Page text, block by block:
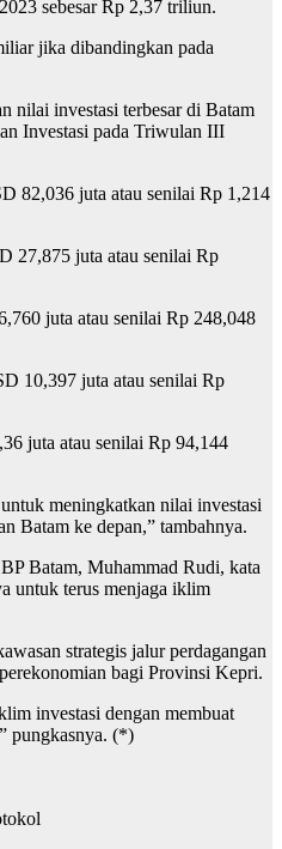
sebesar Rp 2,37 triliun.
jika dibandingkan pada
nilai investasi terbesar di Batam
Investasi pada Triwulan III
82,036 juta atau senilai Rp 1,214
27,875 juta atau senilai Rp
juta atau senilai Rp 248,048
10,397 juta atau senilai Rp
juta atau senilai Rp 94,144
meningkatkan nilai investasi
Batam ke depan,” tambahnya.
Batam, Muhammad Rudi, kata
untuk terus menjaga iklim
strategis jalur perdagangan
bagi Provinsi Kepri.
investasi dengan membuat
pungkasnya. (*)